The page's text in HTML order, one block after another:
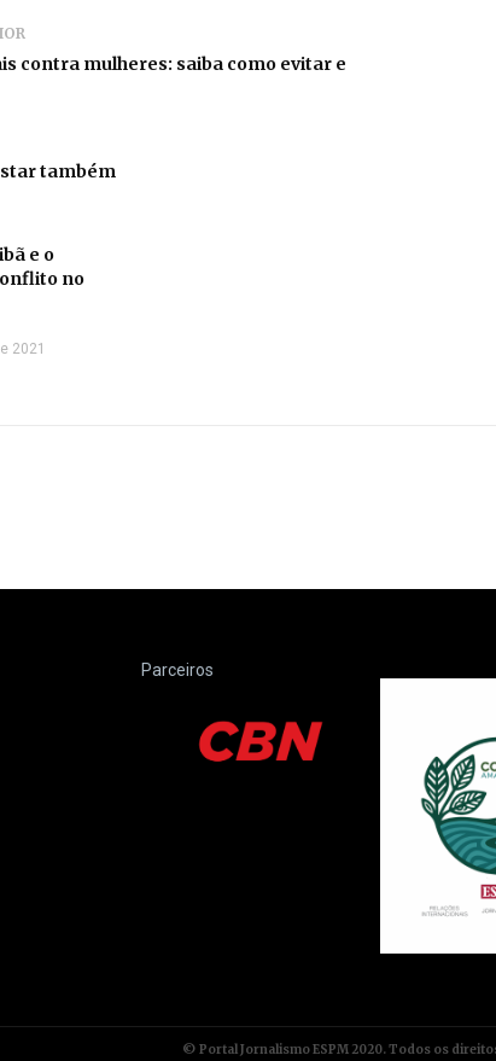
contra mulheres: saiba como evitar e
também
e o
no
2021
Parceiros
© Portal Jornalismo ESPM 2020. Todos os